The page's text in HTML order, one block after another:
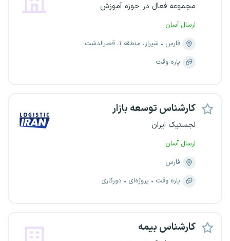
مجموعه فعال در حوزه آموزش
ارسال آسان
فارس
شیراز، منطقه ۱، قصرالدشت
پاره وقت
کارشناس توسعه بازار
لجستیک ایران
ارسال آسان
فارس
پاره وقت
پروژه‌ای دورکاری
کارشناس بیمه